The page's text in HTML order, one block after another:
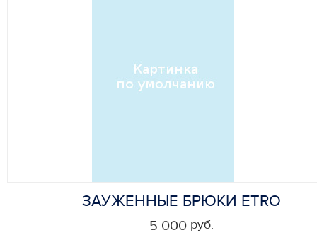
ЗАУЖЕННЫЕ БРЮКИ ETRO
5 000 руб.